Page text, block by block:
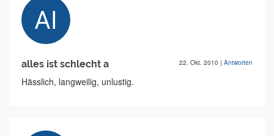
alles ist schlecht a 22. Okt. 2010 | Antworten
Hässlich, langweilig, unlustig.